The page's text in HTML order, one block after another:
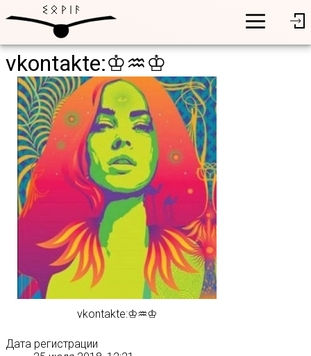
vkontakte:♔♒♔
vkontakte:♔♒♔
Дата регистрации